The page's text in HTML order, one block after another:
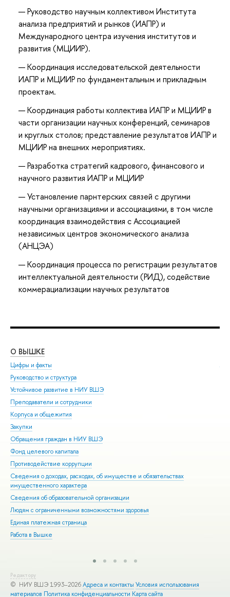
Руководство научным коллективом Института
анализа предприятий и рынков (ИАПР) и
Международного центра изучения институтов и
развития (МЦИИР).
Координация исследовательской деятельности
ИАПР и МЦИИР по фундаментальным и прикладным
проектам.
Координация работы коллектива ИАПР и МЦИИР в
части организации научных конференций, семинаров
и круглых столов; представление результатов ИАПР и
МЦИИР на внешних мероприятиях.
Разработка стратегий кадрового, финансового и
научного развития ИАПР и МЦИИР
Установление парнтерских связей с другими
научными организациями и ассоциациями, в том числе
координация взаимодействия с Ассоциацией
независимых центров экономического анализа
(АНЦЭА)
Координация процесса по регистрации результатов
интеллектуальной деятельности (РИД), содействие
коммерациализации научных результатов
О ВЫШКЕ
Цифры и факты
Руководство и структура
Устойчивое развитие в НИУ ВШЭ
Преподаватели и сотрудники
Корпуса и общежития
Закупки
Обращения граждан в НИУ ВШЭ
Фонд целевого капитала
Противодействие коррупции
Сведения о доходах, расходах, об имуществе и обязательствах
имущественного характера
Сведения об образовательной организации
Людям с ограниченными возможностями здоровья
Единая платежная страница
Работа в Вышке
Редактору
© НИУ ВШЭ 1993–2026Адреса и контакты Условия использования
материалов Политика конфиденциальности Карта сайта